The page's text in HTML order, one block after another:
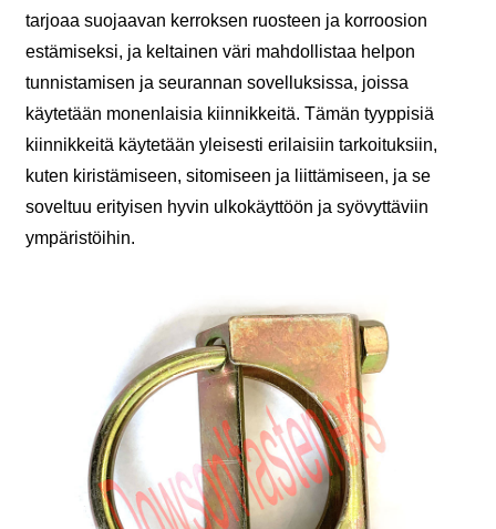
tarjoaa suojaavan kerroksen ruosteen ja korroosion
estämiseksi, ja keltainen väri mahdollistaa helpon
tunnistamisen ja seurannan sovelluksissa, joissa
käytetään monenlaisia ​​kiinnikkeitä. Tämän tyyppisiä
kiinnikkeitä käytetään yleisesti erilaisiin tarkoituksiin,
kuten kiristämiseen, sitomiseen ja liittämiseen, ja se
soveltuu erityisen hyvin ulkokäyttöön ja syövyttäviin
ympäristöihin.